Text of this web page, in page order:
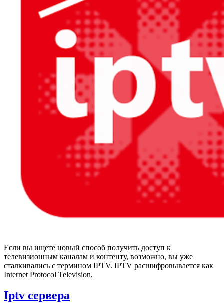
Если вы ищете новый способ получить доступ к
телевизионным каналам и контенту, возможно, вы уже
сталкивались с термином IPTV. IPTV расшифровывается как
Internet Protocol Television,
Iptv сервера